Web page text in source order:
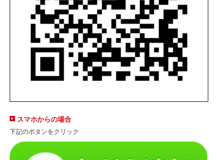
スマホからの場合
下記のボタンをクリック